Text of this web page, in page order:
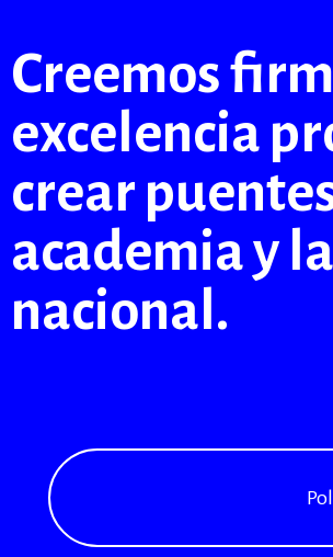
Creemos
excelencia
crear
academia y
nacional.